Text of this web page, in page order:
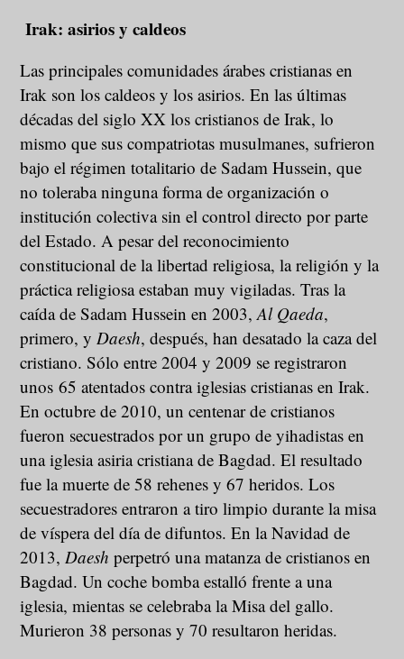
Irak: asirios y caldeos
Las principales comunidades árabes cristianas en
Irak son los caldeos y los asirios. En las últimas
décadas del siglo XX los cristianos de Irak, lo
mismo que sus compatriotas musulmanes, sufrieron
bajo el régimen totalitario de Sadam Hussein, que
no toleraba ninguna forma de organización o
institución colectiva sin el control directo por parte
del Estado. A pesar del reconocimiento
constitucional de la libertad religiosa, la religión y la
práctica religiosa estaban muy vigiladas. Tras la
caída de Sadam Hussein en 2003,Al Qaeda,
primero, yDaesh, después, han desatado la caza del
cristiano. Sólo entre 2004 y 2009 se registraron
unos 65 atentados contra iglesias cristianas en Irak.
En octubre de 2010, un centenar de cristianos
fueron secuestrados por un grupo de yihadistas en
una iglesia asiria cristiana de Bagdad. El resultado
fue la muerte de 58 rehenes y 67 heridos. Los
secuestradores entraron a tiro limpio durante la misa
de víspera del día de difuntos. En la Navidad de
2013,Daesh perpetró una matanza de cristianos en
Bagdad. Un coche bomba estalló frente a una
iglesia, mientas se celebraba la Misa del gallo.
Murieron 38 personas y 70 resultaron heridas.